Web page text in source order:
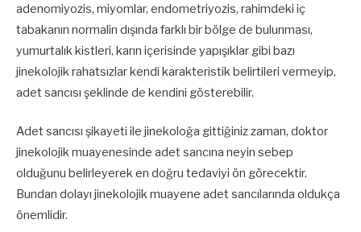
adenomiyozis, miyomlar, endometriyozis, rahimdeki iç
tabakanın normalin dışında farklı bir bölge de bulunması,
yumurtalık kistleri, karın içerisinde yapışıklar gibi bazı
jinekolojik rahatsızlar kendi karakteristik belirtileri vermeyip,
adet sancısı şeklinde de kendini gösterebilir.
Adet sancısı şikayeti ile jinekoloğa gittiğiniz zaman, doktor
jinekolojik muayenesinde adet sancına neyin sebep
olduğunu belirleyerek en doğru tedaviyi ön görecektir.
Bundan dolayı jinekolojik muayene adet sancılarında oldukça
önemlidir.